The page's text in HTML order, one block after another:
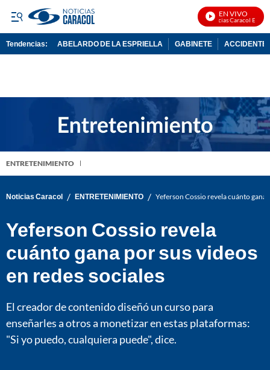
EN VIVO
Noticias Caracol En Vivo
Tendencias: ABELARDO DE LA ESPRIELLA GABINETE ACCIDENTE
ENTRETENIMIENTO
Noticias Caracol / ENTRETENIMIENTO / Yeferson Cossio revela cuánto gana
Yeferson Cossio revela
cuánto gana por sus videos
en redes sociales
El creador de contenido diseñó un curso para
enseñarles a otros a monetizar en estas plataformas:
"Si yo puedo, cualquiera puede", dice.